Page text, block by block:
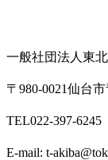
一般社団法人東
〒980-0021仙台
TEL022-397-
E-mail: t-